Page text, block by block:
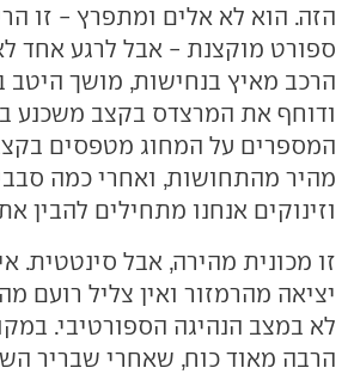
הזה. הוא לא אלים ומתפרץ - זו
ספורט מוקצנת - אבל לרגע אחד
הרכב מאיץ בנחישות, מושך
ודוחף את המרצדס בקצב משכנע
המספרים על המחוג מטפסים
מהיר מהתחושות, ואחרי כמה
וזינוקים אנחנו מתחילים להבין
זו מכונית מהירה, אבל סינטטית.
יציאה מהרמזור ואין צליל רועם
לא במצב הנהיגה הספורטיבי.
הרבה מאוד כוח, שאחרי שבריר